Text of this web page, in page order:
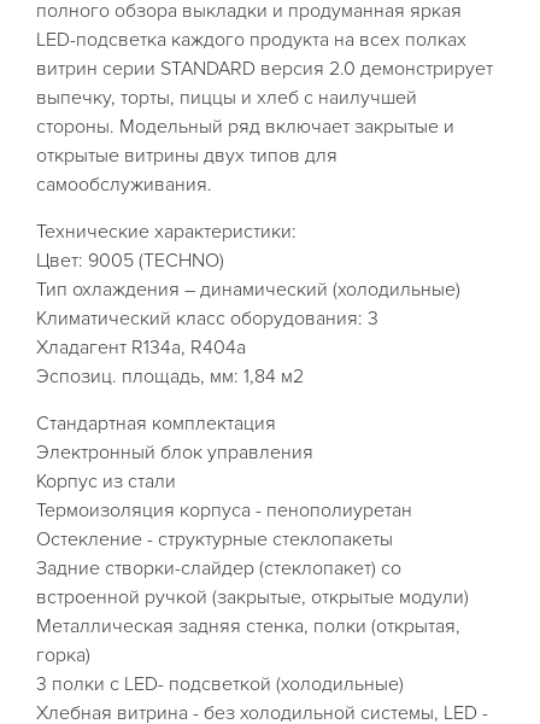
полного обзора выкладки и продуманная яркая
LED-подсветка каждого продукта на всех полках
витрин серии STANDARD версия 2.0 демонстрирует
выпечку, торты, пиццы и хлеб с наилучшей
стороны. Модельный ряд включает закрытые и
открытые витрины двух типов для
самообслуживания.
Технические характеристики:
Цвет: 9005 (TECHNO)
Тип охлаждения – динамический (холодильные)
Климатический класс оборудования: 3
Хладагент R134a, R404a
Эспозиц. площадь, мм: 1,84 м2
Стандартная комплектация
Электронный блок управления
Корпус из стали
Термоизоляция корпуса - пенополиуретан
Остекление - структурные стеклопакеты
Задние створки-слайдер (стеклопакет) со
встроенной ручкой (закрытые, открытые модули)
Металлическая задняя стенка, полки (открытая,
горка)
3 полки с LED- подсветкой (холодильные)
Хлебная витрина - без холодильной системы, LED -